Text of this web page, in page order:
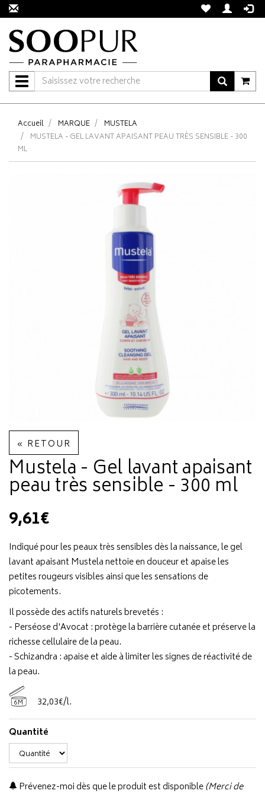
Navigation
Accueil MARQUE
MUSTELA
MUSTELA - GEL LAVANT APAISANT PEAU TRÈS SENSIBLE - 300
ML
« RETOUR
Mustela - Gel lavant apaisant
peau très sensible - 300 ml
9,61€
Indiqué pour les peaux très sensibles dès la naissance, le gel
lavant apaisant Mustela nettoie en douceur et apaise les
petites rougeurs visibles ainsi que les sensations de
picotements.
Il possède des actifs naturels brevetés :
- Perséose d'Avocat : protège la barrière cutanée et préserve la
richesse cellulaire de la peau.
- Schizandra : apaise et aide à limiter les signes de réactivité de
la peau.
6M 32,03€/l.
Quantité
Prévenez-moi dès que le produit est disponible(Merci de